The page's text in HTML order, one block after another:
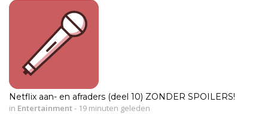
Netflix aan- en afraders (deel 10) ZONDER SPOILERS!
in Entertainment- 19 minuten geleden